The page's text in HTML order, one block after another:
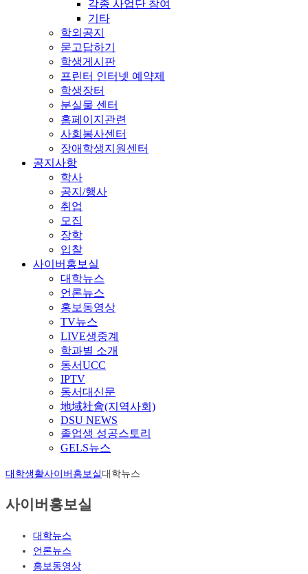
각종 사업단 참여
기타
학외공지
묻고답하기
학생게시판
프린터 인터넷 예약제
학생장터
분실물 센터
홈페이지관련
사회봉사센터
장애학생지원센터
공지사항
학사
공지/행사
취업
모집
장학
입찰
사이버홍보실
대학뉴스
언론뉴스
홍보동영상
TV뉴스
LIVE생중계
학과별 소개
동서UCC
IPTV
동서대신문
地域社會(지역사회)
DSU NEWS
졸업생 성공스토리
GELS뉴스
대학생활사이버홍보실대학뉴스
사이버홍보실
대학뉴스
언론뉴스
홍보동영상